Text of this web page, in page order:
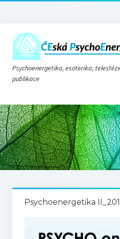
Psychoenergetika, esoterika,
publikace
Psychoenergetika
O nás
O společnosti
Telestézie
Psychoenergetika